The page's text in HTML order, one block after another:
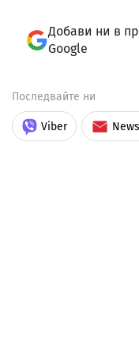
Добави ни в
Google
Последвайте ни
Viber